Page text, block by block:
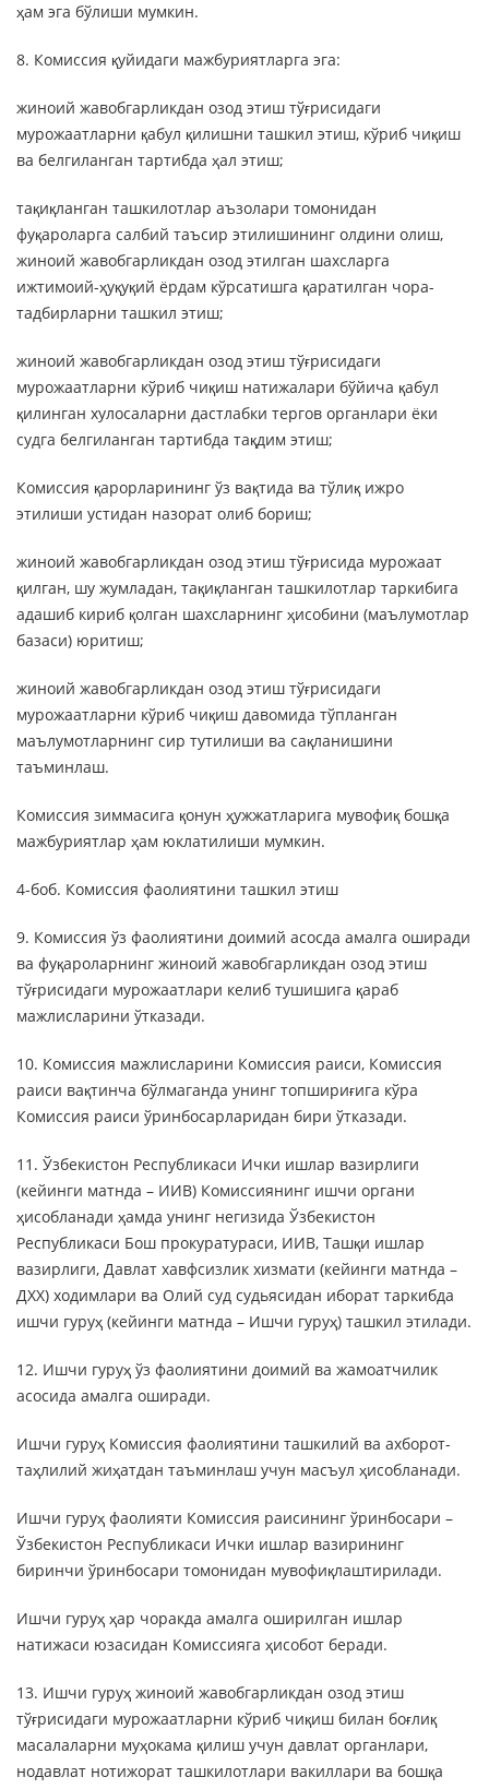
ҳам эга бўлиши мумкин.
8. Комиссия қуйидаги мажбуриятларга эга:
жиноий жавобгарликдан озод этиш тўғрисидаги
мурожаатларни қабул қилишни ташкил этиш, кўриб чиқиш
ва белгиланган тартибда ҳал этиш;
тақиқланган ташкилотлар аъзолари томонидан
фуқароларга салбий таъсир этилишининг олдини олиш,
жиноий жавобгарликдан озод этилган шахсларга
ижтимоий-ҳуқуқий ёрдам кўрсатишга қаратилган чора-
тадбирларни ташкил этиш;
жиноий жавобгарликдан озод этиш тўғрисидаги
мурожаатларни кўриб чиқиш натижалари бўйича қабул
қилинган хулосаларни дастлабки тергов органлари ёки
судга белгиланган тартибда тақдим этиш;
Комиссия қарорларининг ўз вақтида ва тўлиқ ижро
этилиши устидан назорат олиб бориш;
жиноий жавобгарликдан озод этиш тўғрисида мурожаат
қилган, шу жумладан, тақиқланган ташкилотлар таркибига
адашиб кириб қолган шахсларнинг ҳисобини (маълумотлар
базаси) юритиш;
жиноий жавобгарликдан озод этиш тўғрисидаги
мурожаатларни кўриб чиқиш давомида тўпланган
маълумотларнинг сир тутилиши ва сақланишини
таъминлаш.
Комиссия зиммасига қонун ҳужжатларига мувофиқ бошқа
мажбуриятлар ҳам юклатилиши мумкин.
4-боб. Комиссия фаолиятини ташкил этиш
9. Комиссия ўз фаолиятини доимий асосда амалга оширади
ва фуқароларнинг жиноий жавобгарликдан озод этиш
тўғрисидаги мурожаатлари келиб тушишига қараб
мажлисларини ўтказади.
10. Комиссия мажлисларини Комиссия раиси, Комиссия
раиси вақтинча бўлмаганда унинг топшириғига кўра
Комиссия раиси ўринбосарларидан бири ўтказади.
11. Ўзбекистон Республикаси Ички ишлар вазирлиги
(кейинги матнда – ИИВ) Комиссиянинг ишчи органи
ҳисобланади ҳамда унинг негизида Ўзбекистон
Республикаси Бош прокуратураси, ИИВ, Ташқи ишлар
вазирлиги, Давлат хавфсизлик хизмати (кейинги матнда –
ДХХ) ходимлари ва Олий суд судьясидан иборат таркибда
ишчи гуруҳ (кейинги матнда – Ишчи гуруҳ) ташкил этилади.
12. Ишчи гуруҳ ўз фаолиятини доимий ва жамоатчилик
асосида амалга оширади.
Ишчи гуруҳ Комиссия фаолиятини ташкилий ва ахборот-
таҳлилий жиҳатдан таъминлаш учун масъул ҳисобланади.
Ишчи гуруҳ фаолияти Комиссия раисининг ўринбосари –
Ўзбекистон Республикаси Ички ишлар вазирининг
биринчи ўринбосари томонидан мувофиқлаштирилади.
Ишчи гуруҳ ҳар чоракда амалга оширилган ишлар
натижаси юзасидан Комиссияга ҳисобот беради.
13. Ишчи гуруҳ жиноий жавобгарликдан озод этиш
тўғрисидаги мурожаатларни кўриб чиқиш билан боғлиқ
масалаларни муҳокама қилиш учун давлат органлари,
нодавлат нотижорат ташкилотлари вакиллари ва бошқа